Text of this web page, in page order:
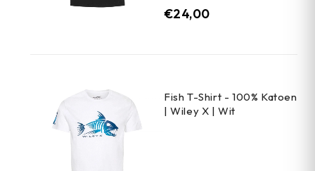
€24,00
Fish T-Shirt - 100% Katoen
| Wiley X | Wit